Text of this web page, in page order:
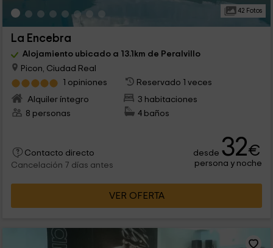
42 Fotos
La Encebra
Alojamiento ubicado a 13.1km de Peralvillo
Picon, Ciudad Real
1 opiniones
Reservado 1 veces
Alquiler íntegro
3 habitaciones
8 personas
4 baños
Contacto directo
Cancelación 7 días antes
desde 32€
persona y noche
VER OFERTA